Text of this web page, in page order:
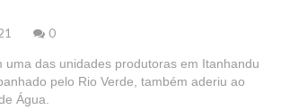
0
uma das unidades produtoras em Itanhandu
pelo Rio Verde, também aderiu ao
Água.